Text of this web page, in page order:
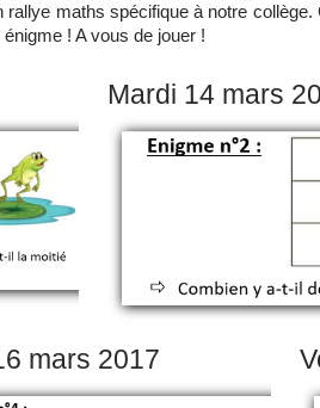
maths spécifique à notre
! A vous de jouer !
Mardi 14 mars
mars 2017